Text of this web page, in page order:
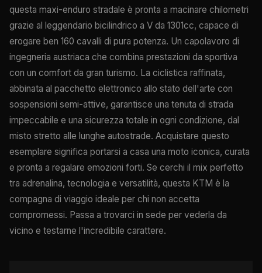
questa maxi-enduro stradale è pronta a macinare chilometri
grazie al leggendario bicilindrico a V da 1301cc, capace di
erogare ben 160 cavalli di pura potenza. Un capolavoro di
ingegneria austriaca che combina prestazioni da sportiva
con un comfort da gran turismo. La ciclistica raffinata,
abbinata al pacchetto elettronico allo stato dell'arte con
sospensioni semi-attive, garantisce una tenuta di strada
impeccabile e una sicurezza totale in ogni condizione, dal
misto stretto alle lunghe autostrade. Acquistare questo
esemplare significa portarsi a casa una moto iconica, curata
e pronta a regalare emozioni forti. Se cerchi il mix perfetto
tra adrenalina, tecnologia e versatilità, questa KTM è la
compagna di viaggio ideale per chi non accetta
compromessi. Passa a trovarci in sede per vederla da
vicino e testarne l'incredibile carattere.